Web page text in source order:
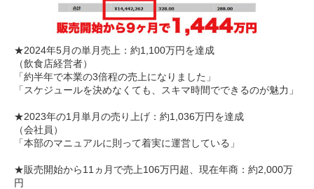
★2024年5月の単月売上：約1,100万円を達成
（飲食店経営者）
「約半年で本業の3倍程の売上になりました」
「スケジュールを決めなくても、スキマ時間でできるのが魅力」
★2023年の1月単月の売り上げ：約1,036万円を達成
（会社員）
「本部のマニュアルに則って着実に運営している」
★販売開始から11ヵ月で売上106万円超、現在年商：約2,000万
円